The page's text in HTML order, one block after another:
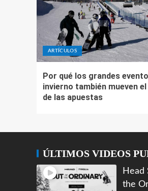
ARTÍCULOS
Por qué los grandes
invierno también mueven
de las apuestas
ÚLTIMOS VIDEOS
Head
the